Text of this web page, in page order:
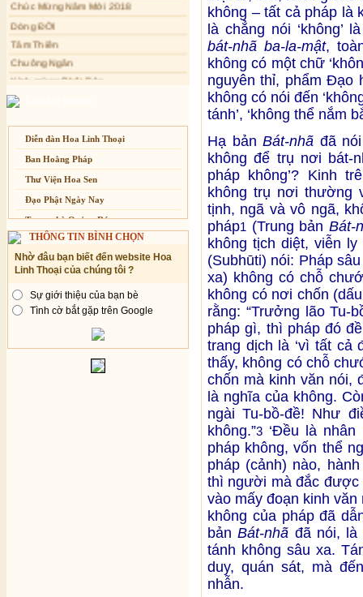
Nỗi lòng của các bệnh nhân nghèo
An Giang: Tịnh thất Quy Nguyên
phát quà từ thiện tại xã Cư Yang
dành cho Người bận rộn
Dòng ĐỜI
Tâm Thiền
Chuông Ngân
Kính mừng Phật Đản
Anh không chết đâu em
Kiếp này
Diễn đàn Hoa Linh Thoại
Ban Hoằng Pháp
Thư Viện Hoa Sen
Đạo Phật Ngày Nay
Trang nhà Quảng Đức
Báo Giác Ngộ
Vesak 2014
THÔNG TIN BÌNH CHỌN
Nhờ đâu bạn biết đến website Hoa
Linh Thoại của chúng tôi ?
Sự giới thiệu của bạn bè
Tình cờ bắt gặp trên Google
không – tất cả pháp là
là chẳng nói ‘không’
bát-nhã ba-la-mật,
không có một chữ
nguyên thỉ, phẩm Đạo
không có nói đến
tánh’, ‘không thể nắm
Hạ bảnBát-nhã đã
không để trụ nơi bát-
pháp không’? Kinh
không trụ nơi thường
tịnh, ngã và vô ngã,
pháp1 (Trung bản Bát-
không tịch diệt, viễn
(Subhūti) nói: Pháp
xa) không có chỗ
không có nơi chốn
rằng: “Trưởng lão Tu-
pháp gì, thì pháp đó
trang dịch là ‘vì tất cả
thấy, không có chỗ
chốn mà kinh văn nói,
là nghĩa của không.
ngài Tu-bồ-đề! Như
không.”3 ‘Đều là
pháp không, vốn thể
pháp (cảnh) nào,
thì người mà đắc được
vào mấy đoạn kinh
không của pháp đã
bảnBát-nhã đã nói, là
tánh không sâu xa.
duy, quán sát, mà
nhẫn.